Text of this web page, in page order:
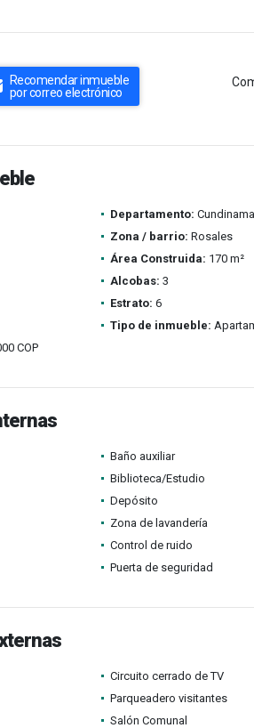
Recomendar inmueble
por correo electrónico
Departamento:
Zona / barrio: Rosales
Área Construida: 170 m²
Alcobas: 3
Estrato: 6
Tipo de inmueble:
COP
Baño auxiliar
Biblioteca/Estudio
Depósito
Zona de lavandería
Control de ruido
Puerta de seguridad
Circuito cerrado de TV
Parqueadero visitantes
Salón Comunal